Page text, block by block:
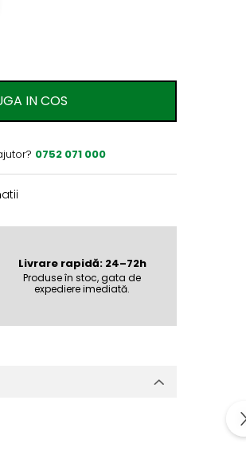
IN COS
0752 071 000
Livrare rapidă: 24–72h
Produse în stoc, gata de
expediere imediată.